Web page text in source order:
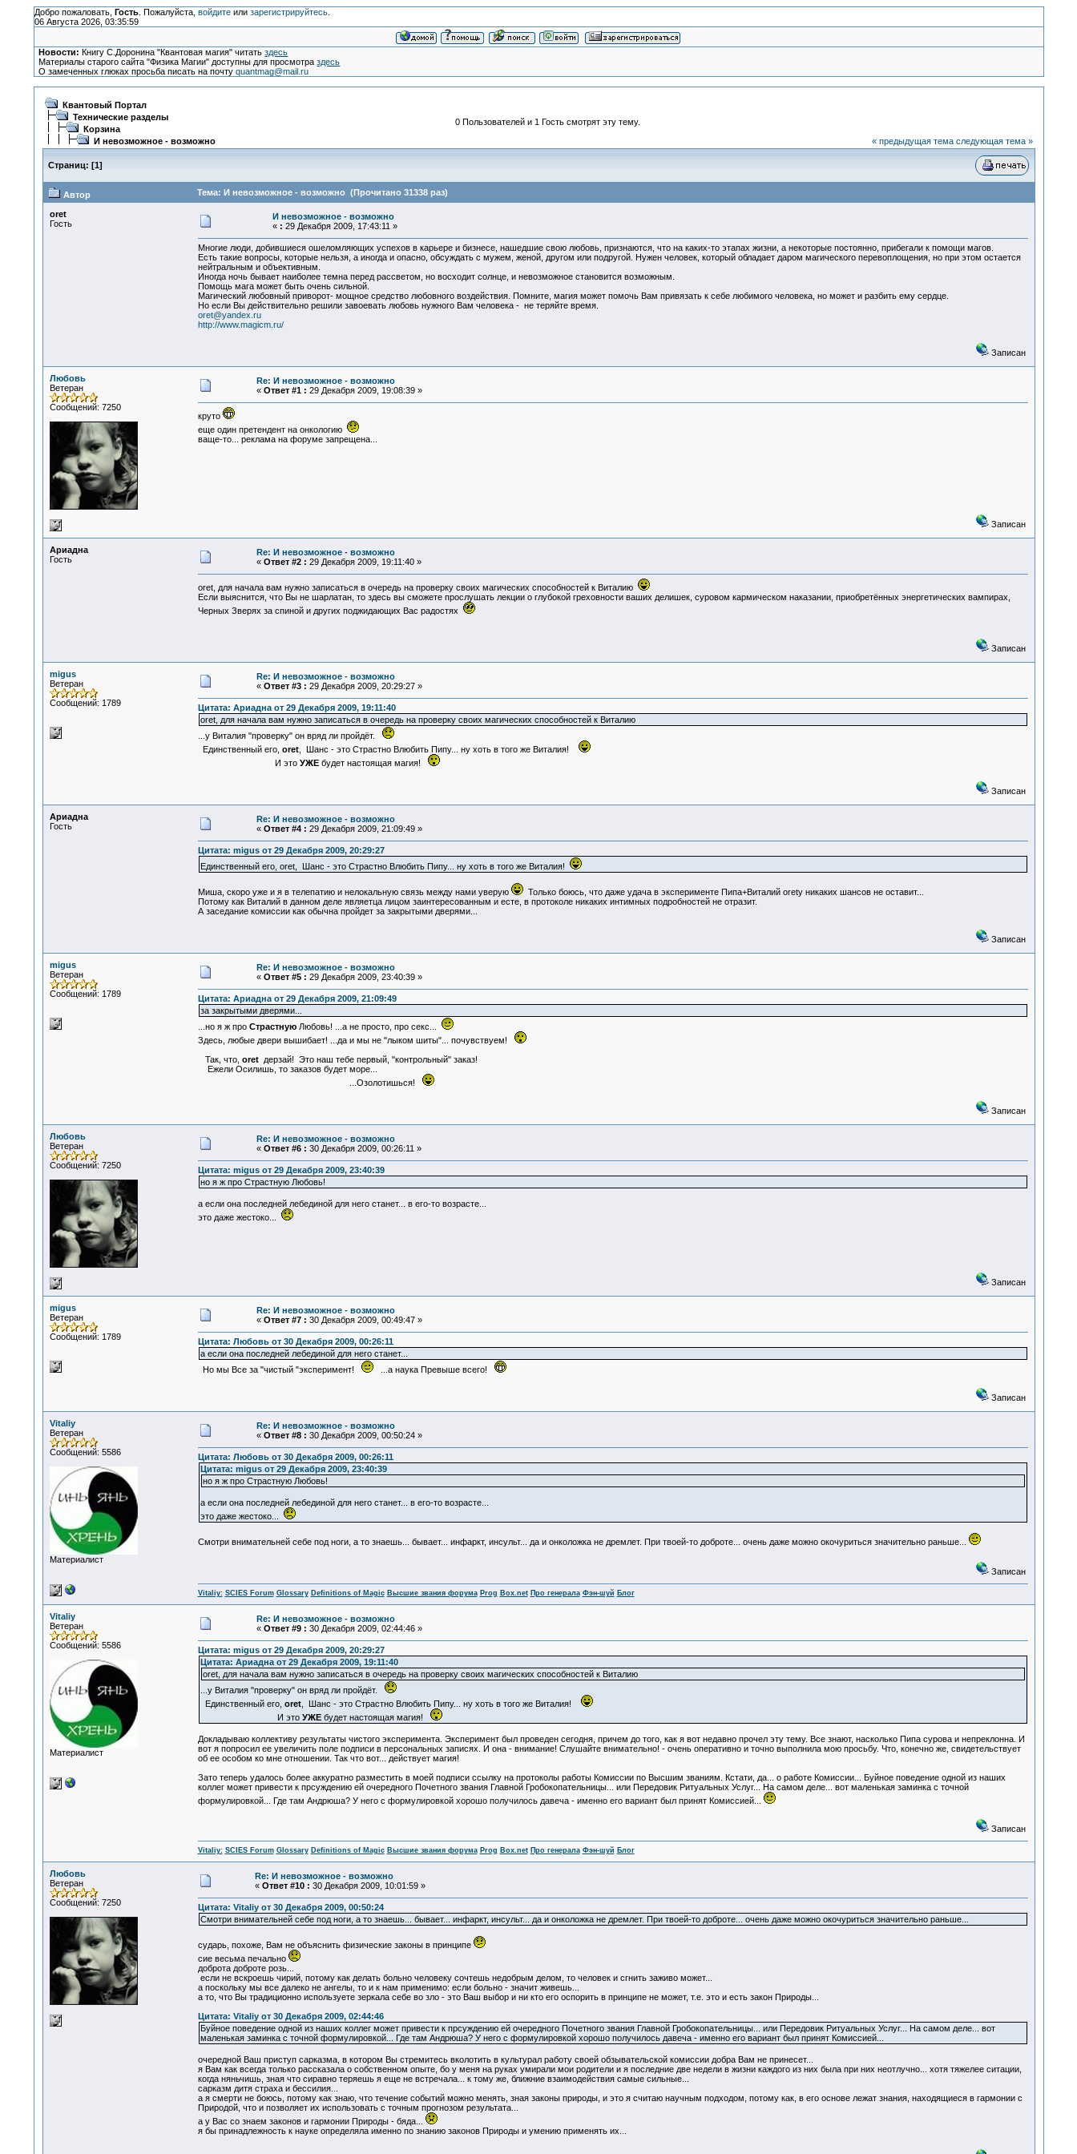
Добро пожаловать, Гость. Пожалуйста, войдитеили зарегистрируйтесь.
06 Августа 2026, 03:35:59
Новости: Книгу С.Доронина "Квантовая магия" читатьздесь
Материалы старого сайта "Физика Магии" доступны для просмотраздесь
О замеченных глюках просьба писать на почтуquantmag@mail.ru
Квантовый Портал
Технические разделы
Корзина
И невозможное - возможно
0 Пользователей и 1 Гость смотрят эту тему.
« предыдущая тема следующая тема »
Страниц: [1]
Автор Тема: И невозможное - возможно (Прочитано 31338 раз)
oret
Гость
И невозможное - возможно
« : 29 Декабря 2009, 17:43:11 »
Многие люди, добившиеся ошеломляющих успехов в карьере и бизнесе, нашедшие свою любовь, признаются, что на каких-то этапах жизни, а некоторые постоянно, прибегали к помощи магов.
Есть такие вопросы, которые нельзя, а иногда и опасно, обсуждать с мужем, женой, другом или подругой. Нужен человек, который обладает даром магического перевоплощения, но при этом остается
нейтральным и объективным.
Иногда ночь бывает наиболее темна перед рассветом, но восходит солнце, и невозможное становится возможным.
Помощь мага может быть очень сильной.
Магический любовный приворот- мощное средство любовного воздействия. Помните, магия может помочь Вам привязать к себе любимого человека, но может и разбить ему сердце.
Но если Вы действительно решили завоевать любовь нужного Вам человека - не теряйте время.
oret@yandex.ru
http://www.magicm.ru/
Записан
Любовь
Ветеран
Сообщений: 7250
Re: И невозможное - возможно
« Ответ #1 : 29 Декабря 2009, 19:08:39 »
круто
еще один претендент на онкологию
ваще-то... реклама на форуме запрещена...
Записан
Ариадна
Гость
Re: И невозможное - возможно
« Ответ #2 : 29 Декабря 2009, 19:11:40 »
oret, для начала вам нужно записаться в очередь на проверку своих магических способностей к Виталию
Если выяснится, что Вы не шарлатан, то здесь вы сможете прослушать лекции о глубокой греховности ваших делишек, суровом кармическом наказании, приобретённых энергетических вампирах,
Черных Зверях за спиной и других поджидающих Вас радостях
Записан
migus
Ветеран
Сообщений: 1789
Re: И невозможное - возможно
« Ответ #3 : 29 Декабря 2009, 20:29:27 »
Цитата: Ариадна от 29 Декабря 2009, 19:11:40
oret, для начала вам нужно записаться в очередь на проверку своих магических способностей к Виталию
...у Виталия "проверку" он вряд ли пройдёт.
Единственный его, oret, Шанс - это Страстно Влюбить Пипу... ну хоть в того же Виталия!
И это УЖЕбудет настоящая магия!
Записан
Ариадна
Гость
Re: И невозможное - возможно
« Ответ #4 : 29 Декабря 2009, 21:09:49 »
Цитата: migus от 29 Декабря 2009, 20:29:27
Единственный его, oret, Шанс - это Страстно Влюбить Пипу... ну хоть в того же Виталия!
Миша, скоро уже и я в телепатию и нелокальную связь между нами уверую
Только боюсь, что даже удача в эксперименте Пипа+Виталий oretу никаких шансов не оставит...
Потому как Виталий в данном деле являетца лицом заинтересованным и есте, в протоколе никаких интимных подробностей не отразит.
А заседание комиссии как обычна пройдет за закрытыми дверями...
Записан
migus
Ветеран
Сообщений: 1789
Re: И невозможное - возможно
« Ответ #5 : 29 Декабря 2009, 23:40:39 »
Цитата: Ариадна от 29 Декабря 2009, 21:09:49
за закрытыми дверями...
...но я ж про Страстную Любовь! ...а не просто, про секс...
Здесь, любые двери вышибает! ...да и мы не "лыком шиты"... почувствуем!
Так, что, oretдерзай! Это наш тебе первый, "контрольный" заказ!
Ежели Осилишь, то заказов будет море...
...Озолотишься!
Записан
Любовь
Ветеран
Сообщений: 7250
Re: И невозможное - возможно
« Ответ #6 : 30 Декабря 2009, 00:26:11 »
Цитата: migus от 29 Декабря 2009, 23:40:39
но я ж про Страстную Любовь!
а если она последней лебединой для него станет... в его-то возрасте...
это даже жестоко...
Записан
migus
Ветеран
Сообщений: 1789
Re: И невозможное - возможно
« Ответ #7 : 30 Декабря 2009, 00:49:47 »
Цитата: Любовь от 30 Декабря 2009, 00:26:11
а если она последней лебединой для него станет...
Но мы Все за "чистый "эксперимент!
...а наука Превыше всего!
Записан
Vitaliy
Ветеран
Сообщений: 5586
Материалист
Re: И невозможное - возможно
« Ответ #8 : 30 Декабря 2009, 00:50:24 »
Цитата: Любовь от 30 Декабря 2009, 00:26:11
Цитата: migus от 29 Декабря 2009, 23:40:39
но я ж про Страстную Любовь!
а если она последней лебединой для него станет... в его-то возрасте...
это даже жестоко...
Смотри внимательней себе под ноги, а то знаешь... бывает... инфаркт, инсульт... да и онколожка не дремлет. При твоей-то доброте... очень даже можно окочуриться значительно раньше...
Записан
Vitaliy: SCIES Forum Glossary Definitions of Magic Высшие звания форума Prog Box.net Про генерала Фэн-шуй Блог
Vitaliy
Ветеран
Сообщений: 5586
Материалист
Re: И невозможное - возможно
« Ответ #9 : 30 Декабря 2009, 02:44:46 »
Цитата: migus от 29 Декабря 2009, 20:29:27
Цитата: Ариадна от 29 Декабря 2009, 19:11:40
oret, для начала вам нужно записаться в очередь на проверку своих магических способностей к Виталию
...у Виталия "проверку" он вряд ли пройдёт.
Единственный его, oret, Шанс - это Страстно Влюбить Пипу... ну хоть в того же Виталия!
И это УЖЕбудет настоящая магия!
Докладываю коллективу результаты чистого эксперимента. Эксперимент был проведен сегодня, причем до того, как я вот недавно прочел эту тему. Все знают, насколько Пипа сурова и непреклонна. И
вот я попросил ее увеличить поле подписи в персональных записях. И она - внимание! Слушайте внимательно! - очень оперативно и точно выполнила мою просьбу. Что, конечно же, свидетельствует
об ее особом ко мне отношении. Так что вот... действует магия!
Зато теперь удалось более аккуратно разместить в моей подписи ссылку на протоколы работы Комиссии по Высшим званиям. Кстати, да... о работе Комиссии... Буйное поведение одной из наших
коллег может привести к прсуждению ей очередного Почетного звания Главной Гробокопательницы... или Передовик Ритуальных Услуг... На самом деле... вот маленькая заминка с точной
формулировкой... Где там Андрюша? У него с формулировкой хорошо получилось давеча - именно его вариант был принят Комиссией...
Записан
Vitaliy: SCIES Forum Glossary Definitions of Magic Высшие звания форума Prog Box.net Про генерала Фэн-шуй Блог
Любовь
Ветеран
Сообщений: 7250
Re: И невозможное - возможно
« Ответ #10 : 30 Декабря 2009, 10:01:59 »
Цитата: Vitaliy от 30 Декабря 2009, 00:50:24
Смотри внимательней себе под ноги, а то знаешь... бывает... инфаркт, инсульт... да и онколожка не дремлет. При твоей-то доброте... очень даже можно окочуриться значительно раньше...
сударь, похоже, Вам не объяснить физические законы в принципе
сие весьма печально
доброта доброте розь...
если не вскроешь чирий, потому как делать больно человеку сочтешь недобрым делом, то человек и сгнить заживо может...
а поскольку мы все далеко не ангелы, то и к нам применимо: если больно - значит живешь...
а то, что Вы традиционно используете зеркала себе во зло - это Ваш выбор и ни кто его оспорить в принципе не может, т.е. это и есть закон Природы...
Цитата: Vitaliy от 30 Декабря 2009, 02:44:46
Буйное поведение одной из наших коллег может привести к прсуждению ей очередного Почетного звания Главной Гробокопательницы... или Передовик Ритуальных Услуг... На самом деле... вот
маленькая заминка с точной формулировкой... Где там Андрюша? У него с формулировкой хорошо получилось давеча - именно его вариант был принят Комиссией...
очередной Ваш приступ сарказма, в котором Вы стремитесь вколотить в культурал работу своей обзывательской комиссии добра Вам не принесет...
я Вам как всегда только рассказала о собственном опыте, бо у меня на руках умирали мои родители и я последние две недели в жизни каждого из них была при них неотлучно... хотя тяжелее ситации,
когда няньчишь, зная что сиравно теряешь я еще не встречала... к тому же, ближние взаимодействия самые сильные...
сарказм дитя страха и бессилия...
а я смерти не боюсь, потому как знаю, что течение событий можно менять, зная законы природы, и это я считаю научным подходом, потому как, в его основе лежат знания, находящиеся в гармонии с
Природой, что и позволяет их использовать с точным прогнозом результата...
а у Вас со знаем законов и гармонии Природы - бяда...
я бы принадлежность к науке определяла именно по знанию законов Природы и умению применять их...